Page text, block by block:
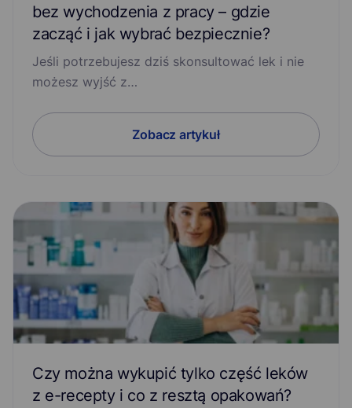
bez wychodzenia z pracy – gdzie
zacząć i jak wybrać bezpiecznie?
Jeśli potrzebujesz dziś skonsultować lek i nie
możesz wyjść z…
Zobacz artykuł
Czy można wykupić tylko część leków
z e-recepty i co z resztą opakowań?